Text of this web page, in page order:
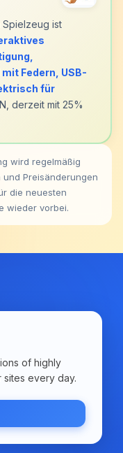
Spielzeug ist
Federn, USB-
für
derzeit mit 25%
wird regelmäßig
Preisänderungen
die neuesten
wieder vorbei.
of highly
sites every day.